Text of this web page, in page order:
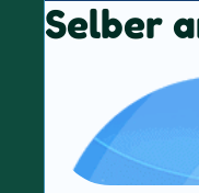
Selber